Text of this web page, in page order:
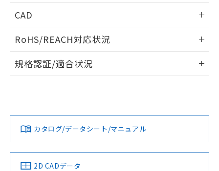
CAD
ドすることができます。
ログイン/会員登録
ダウンロードデータをご利用いただく前に、以下を必ずお読
みください。
ソフトウェアの使用条件
RoHS/REACH対応状況
EU RoHS 注意事項・凡例
対応済み
中国 RoHS 注意事項・凡例
規格認証/適合状況
LR型式承認
（イギリス
船舶規格）
DNV型式承認
（ノルウェー
BV型式承認
（フランス
KR型式
（韓国
カタログ/データシート/マニュアル
2D CADデータ
既に当社にて対応品への在庫切替を完了
していることから、特段のことがない限
り、2022年1月12日より割愛しておりま
す。